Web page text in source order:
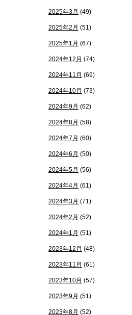
2025年3月 (49)
2025年2月 (51)
2025年1月 (67)
2024年12月 (74)
2024年11月 (69)
2024年10月 (73)
2024年9月 (62)
2024年8月 (58)
2024年7月 (60)
2024年6月 (50)
2024年5月 (56)
2024年4月 (61)
2024年3月 (71)
2024年2月 (52)
2024年1月 (51)
2023年12月 (48)
2023年11月 (61)
2023年10月 (57)
2023年9月 (51)
2023年8月 (52)